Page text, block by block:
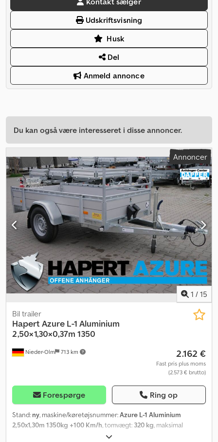
Udskriftsvisning
Husk
Del
Anmeld annonce
Du kan også være interesseret i disse annoncer.
Annoncer
1 / 15
Nieder-Olm 713 km
Bil trailer
Hapert Azure L-1 Aluminium
2,50×1,30×0,37m 1350
2.162 €
Fast pris plus moms
(2.573 € brutto)
Forespørge Ring op
Stand: ny, maskine/køretøjsnummer:Azure L-1 Aluminium
2,50x1,30m 1350kg +100 Km/h , tomvægt: 320 kg , maksimal
1.350 kg